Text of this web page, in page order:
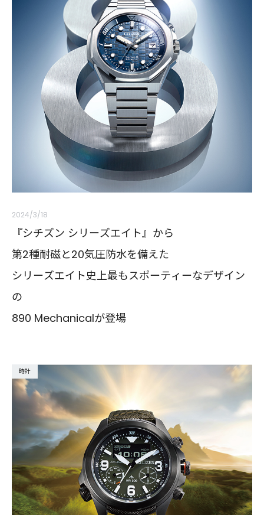
2024/3/18
『シチズン シリーズエイト』から
第2種耐磁と20気圧防水を備えた
シリーズエイト史上最もスポーティーなデザイン
の
890 Mechanicalが登場
時計